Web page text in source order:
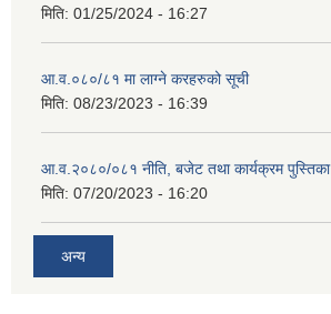
मिति: 01/25/2024 - 16:27
आ.व.०८०/८१ मा लाग्ने करहरुको सूची
मिति: 08/23/2023 - 16:39
आ.व.२०८०/०८१ नीति, बजेट तथा कार्यक्रम पुस्तिका
मिति: 07/20/2023 - 16:20
अन्य